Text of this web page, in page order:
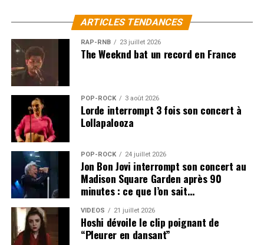
ARTICLES TENDANCES
RAP-RNB 23 juillet 2026
The Weeknd bat un record en France
POP-ROCK 3 août 2026
Lorde interrompt 3 fois son concert à
Lollapalooza
POP-ROCK 24 juillet 2026
Jon Bon Jovi interrompt son concert au
Madison Square Garden après 90
minutes : ce que l’on sait…
VIDEOS 21 juillet 2026
Hoshi dévoile le clip poignant de
“Pleurer en dansant”